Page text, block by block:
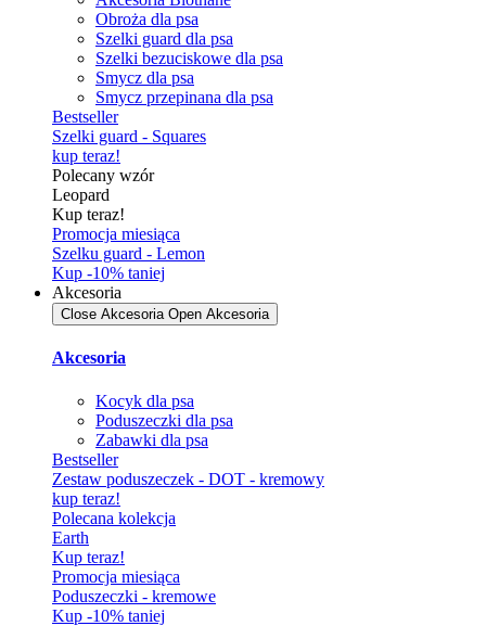
Obroża dla psa
Szelki guard dla psa
Szelki bezuciskowe dla psa
Smycz dla psa
Smycz przepinana dla psa
Bestseller
Szelki guard - Squares
kup teraz!
Polecany wzór
Leopard
Kup teraz!
Promocja miesiąca
Szelku guard - Lemon
Kup -10% taniej
Akcesoria
Close Akcesoria Open Akcesoria
Akcesoria
Kocyk dla psa
Poduszeczki dla psa
Zabawki dla psa
Bestseller
Zestaw poduszeczek - DOT - kremowy
kup teraz!
Polecana kolekcja
Earth
Kup teraz!
Promocja miesiąca
Poduszeczki - kremowe
Kup -10% taniej